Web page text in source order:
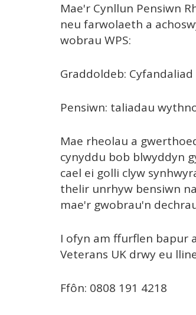
Mae'r Cynllun Pensiwn
neu farwolaeth a
wobrau WPS:
Graddoldeb:
Pensiwn: taliadau
Mae rheolau a
cynyddu bob blwyddyn
cael ei golli clyw
thelir unrhyw bensiwn
mae'r gwobrau'n
I ofyn am ffurflen bapur
Veterans UK drwy eu
Ffôn: 0808 191 4218